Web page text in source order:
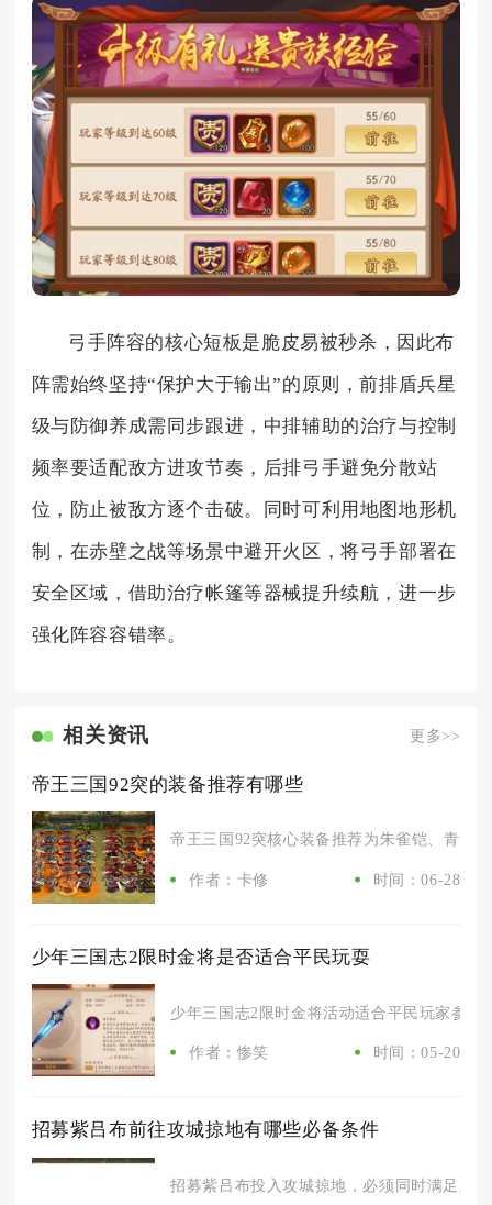
弓手阵容的核心短板是脆皮易被秒杀，因此布
阵需始终坚持“保护大于输出”的原则，前排盾兵星
级与防御养成需同步跟进，中排辅助的治疗与控制
频率要适配敌方进攻节奏，后排弓手避免分散站
位，防止被敌方逐个击破。同时可利用地图地形机
制，在赤壁之战等场景中避开火区，将弓手部署在
安全区域，借助治疗帐篷等器械提升续航，进一步
强化阵容容错率。
相关资讯 更多>>
帝王三国92突的装备推荐有哪些
帝王三国92突核心装备推荐为朱雀铠、青龙
作者：卡修 时间：06-28
少年三国志2限时金将是否适合平民玩耍
少年三国志2限时金将活动适合平民玩家参与
作者：惨笑 时间：05-20
招募紫吕布前往攻城掠地有哪些必备条件
招募紫吕布投入攻城掠地，必须同时满足主